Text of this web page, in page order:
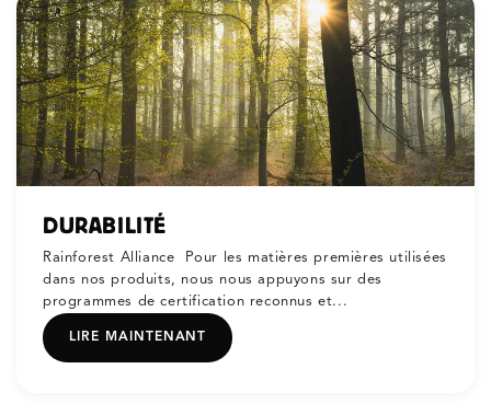
DURABILITÉ
Rainforest Alliance Pour les matières premières utilisées
dans nos produits, nous nous appuyons sur des
programmes de certification reconnus et...
LIRE MAINTENANT